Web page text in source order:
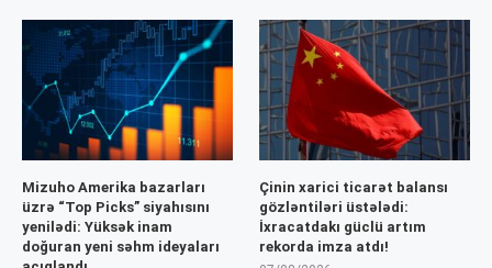
Mizuho Amerika bazarları
üzrə “Top Picks” siyahısını
yenilədi: Yüksək inam
doğuran yeni səhm ideyaları
Çinin xarici ticarət balansı
gözləntiləri üstələdi:
İxracatdakı güclü artım
rekorda imza atdı!